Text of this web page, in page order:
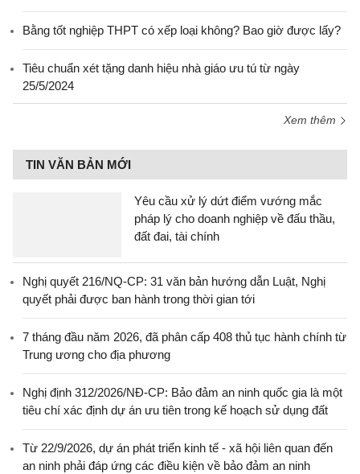
Bằng tốt nghiệp THPT có xếp loại không? Bao giờ được lấy?
Tiêu chuẩn xét tặng danh hiệu nhà giáo ưu tú từ ngày
25/5/2024
Xem thêm
TIN VĂN BẢN MỚI
Yêu cầu xử lý dứt điểm vướng mắc
pháp lý cho doanh nghiệp về đấu thầu,
đất đai, tài chính
Nghị quyết 216/NQ-CP: 31 văn bản hướng dẫn Luật, Nghị
quyết phải được ban hành trong thời gian tới
7 tháng đầu năm 2026, đã phân cấp 408 thủ tục hành chính từ
Trung ương cho địa phương
Nghị định 312/2026/NĐ-CP: Bảo đảm an ninh quốc gia là một
tiêu chí xác định dự án ưu tiên trong kế hoạch sử dụng đất
Từ 22/9/2026, dự án phát triển kinh tế - xã hội liên quan đến
an ninh phải đáp ứng các điều kiện về bảo đảm an ninh